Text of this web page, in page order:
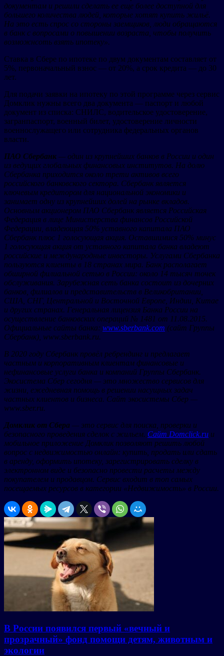
документам и решили сделать ее еще более доступной для
большего количества людей, которые хотят купить жильё.
На это есть спрос со стороны заемщиков, люди обращаются
в банк с вопросами о повышении возраста, чтобы получить
возможнсоть взять ипотеку».
Ставка в Сбере по ипотеке по двум документам составляет от
5%, первоначальный взнос — от 20%, а срок кредита — до 30
лет.
Для подачи заявки на ипотеку по этой программе через сервис
Домклик нужны всего два документа — паспорт и любой
документ из списка: СНИЛС, водительское удостоверение,
загранпаспорт, военный билет, удостоверение личности
военнослужащего или сотрудника федеральных органов
власти.
ПАО Сбербанк — один из крупнейших банков в России и один
из ведущих глобальных финансовых институтов. На долю
Сбербанка приходится около трети активов всего
российского банковского сектора. Сбербанк является
ключевым кредитором для национальной экономики и
занимает одну из крупнейших долей на рынке вкладов.
Основным акционером ПАО Сбербанк является Российская
Федерация в лице Министерства финансов Российской
Федерации, владеющая 50% уставного капитала ПАО
Сбербанк плюс 1 голосующая акция. Оставшимися 50% минус
1 голосующая акция от уставного капитала банка владеют
российские и международные инвесторы. Услугами Сбербанка
пользуются клиенты в 18 странах мира. Банк располагает
обширной филиальной сетью в России: около 14 тысяч точек
обслуживания. Зарубежная сеть банка состоит из дочерних
банков, филиалов и представительств в Великобритании,
США, СНГ, Центральной и Восточной Европе, Индии, Китае
и других странах. Генеральная лицензия Банка России на
осуществление банковских операций № 1481 от 11.08.2015.
Официальные сайты банка: www.sberbank.com (сайт Группы
Сбербанк), www.sberbank.ru.
В 2020 году Сбербанк провёл ребрендинг и предлагает
частным и корпоративным клиентам финансовые и
нефинансовые услуги банка и компаний Группы Сбербанк.
Экосистема Сбер сегодня — это множество сервисов для
жизни, ежедневная помощь в решении насущных задач
частных клиентов и бизнеса. Сайт экосистемы Сбер —
www.sber.ru.
Домклик от Сбера — это сервис для поиска, проверки и
безопасного проведения сделок с жильем. Сайт Domclick.ru и
мобильное приложение Домклик позволяют решить любой
вопрос с недвижимостью онлайн: купить, продать или сдать
в аренду, оформить ипотеку, зарегистрировать сделку в
электронном виде и безопасно провести расчеты между
покупателем и продавцом. Сервис входит в топ самых
посещаемых ресурсов в категории «Недвижимость» в России.
В России появился первый «вечный и
прозрачный» фонд помощи детям, животным и
экологии